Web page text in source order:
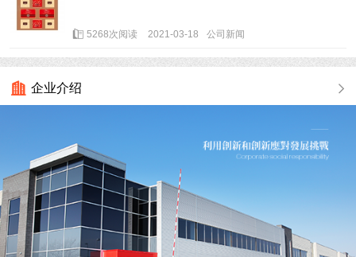
5268次阅读 2021-03-18 公司新闻
企业介绍